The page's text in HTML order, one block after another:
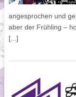
angesprochen und
aber der Frühling –
[...]